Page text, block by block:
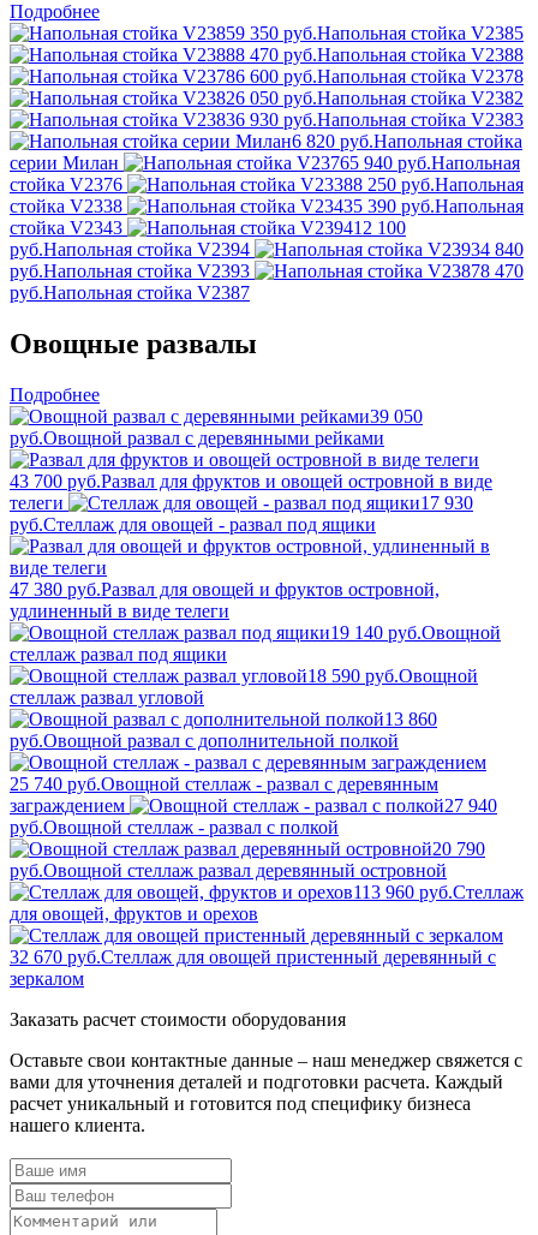
Подробнее
9 350 руб.Напольная стойка V2385
8 470 руб.Напольная стойка V2388
6 600 руб.Напольная стойка V2378
6 050 руб.Напольная стойка V2382
6 930 руб.Напольная стойка V2383
6 820 руб.Напольная стойка
серии Милан
5 940 руб.Напольная
стойка V2376
8 250 руб.Напольная
стойка V2338
5 390 руб.Напольная
стойка V2343
12 100
руб.Напольная стойка V2394
4 840
руб.Напольная стойка V2393
8 470
руб.Напольная стойка V2387
Овощные развалы
Подробнее
39 050
руб.Овощной развал с деревянными рейками
43 700 руб.Развал для фруктов и овощей островной в виде
телеги
17 930
руб.Стеллаж для овощей - развал под ящики
47 380 руб.Развал для овощей и фруктов островной,
удлиненный в виде телеги
19 140 руб.Овощной
стеллаж развал под ящики
18 590 руб.Овощной
стеллаж развал угловой
13 860
руб.Овощной развал с дополнительной полкой
25 740 руб.Овощной стеллаж - развал с деревянным
заграждением
27 940
руб.Овощной стеллаж - развал с полкой
20 790
руб.Овощной стеллаж развал деревянный островной
113 960 руб.Стеллаж
для овощей, фруктов и орехов
32 670 руб.Стеллаж для овощей пристенный деревянный с
зеркалом
Заказать расчет стоимости оборудования
Оставьте свои контактные данные – наш менеджер свяжется с
вами для уточнения деталей и подготовки расчета. Каждый
расчет уникальный и готовится под специфику бизнеса
нашего клиента.